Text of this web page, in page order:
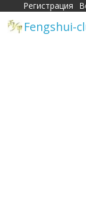
Fengshui-
Регистрация